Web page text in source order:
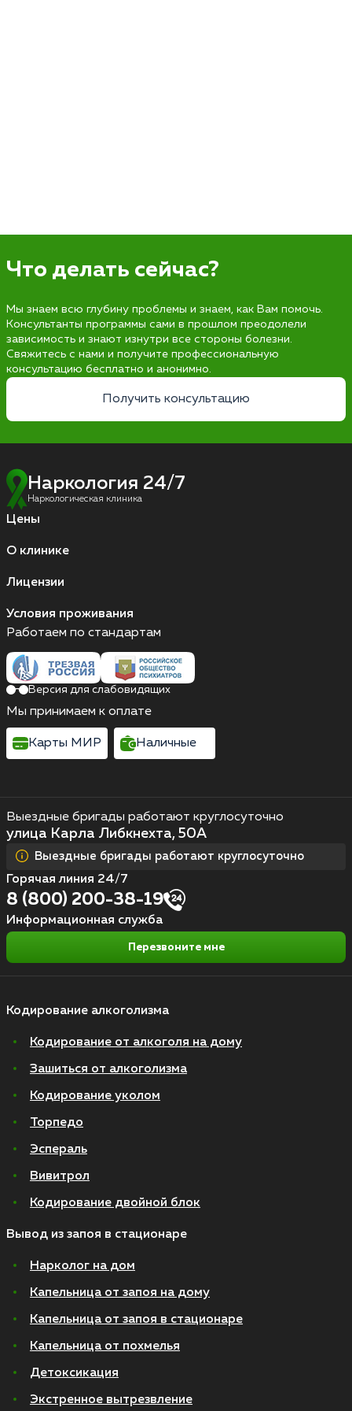
Что делать сейчас?
Мы знаем всю глубину проблемы и знаем, как Вам помочь.
Консультанты программы сами в прошлом преодолели
зависимость и знают изнутри все стороны болезни.
Свяжитесь с нами и получите профессиональную
консультацию бесплатно и анонимно.
Получить консультацию
Наркология 24/7
Наркологическая клиника
Цены
О клинике
Лицензии
Условия проживания
Кодирование алкоголизма
Кодирование от алкоголя на дому
Зашиться от алкоголизма
Кодирование уколом
Торпедо
Эспераль
Вивитрол
Кодирование двойной блок
Вывод из запоя в стационаре
Нарколог на дом
Капельница от запоя на дому
Капельница от запоя в стационаре
Капельница от похмелья
Детоксикация
Экстренное вытрезвление
Выездные бригады работают круглосуточно
улица Карла Либкнехта, 50А
Выездные бригады работают круглосуточно
Горячая линия 24/7
8 (800) 200-38-19
Информационная служба
Перезвоните мне
Работаем по стандартам
Версия для слабовидящих
Мы принимаем к оплате
Карты МИР Наличные